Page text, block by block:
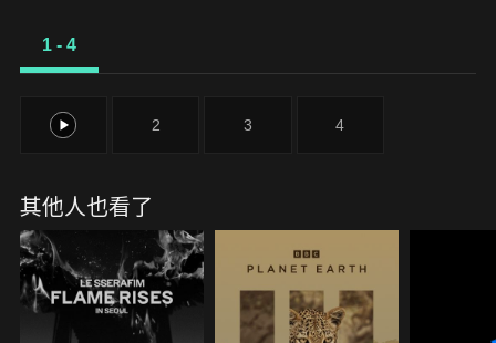
1 - 4
1 2 3 4
其他人也看了